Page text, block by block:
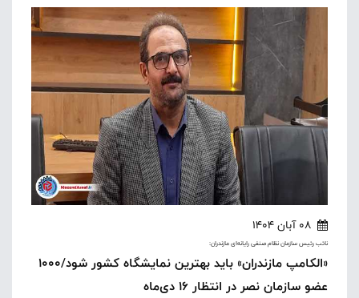
08 آبان 1404
نائب رئیس سازمان نظام صنفی رایانه‌ای مازندران:
«الکامپ مازندران» باید بهترین نمایشگاه کشور شود/1000
عضو سازمان نصر در انتظار 16 دی‌ماه